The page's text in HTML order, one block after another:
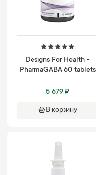
Designs For Health -
PharmaGABA 60 tablets
5 679 ₽
В корзину